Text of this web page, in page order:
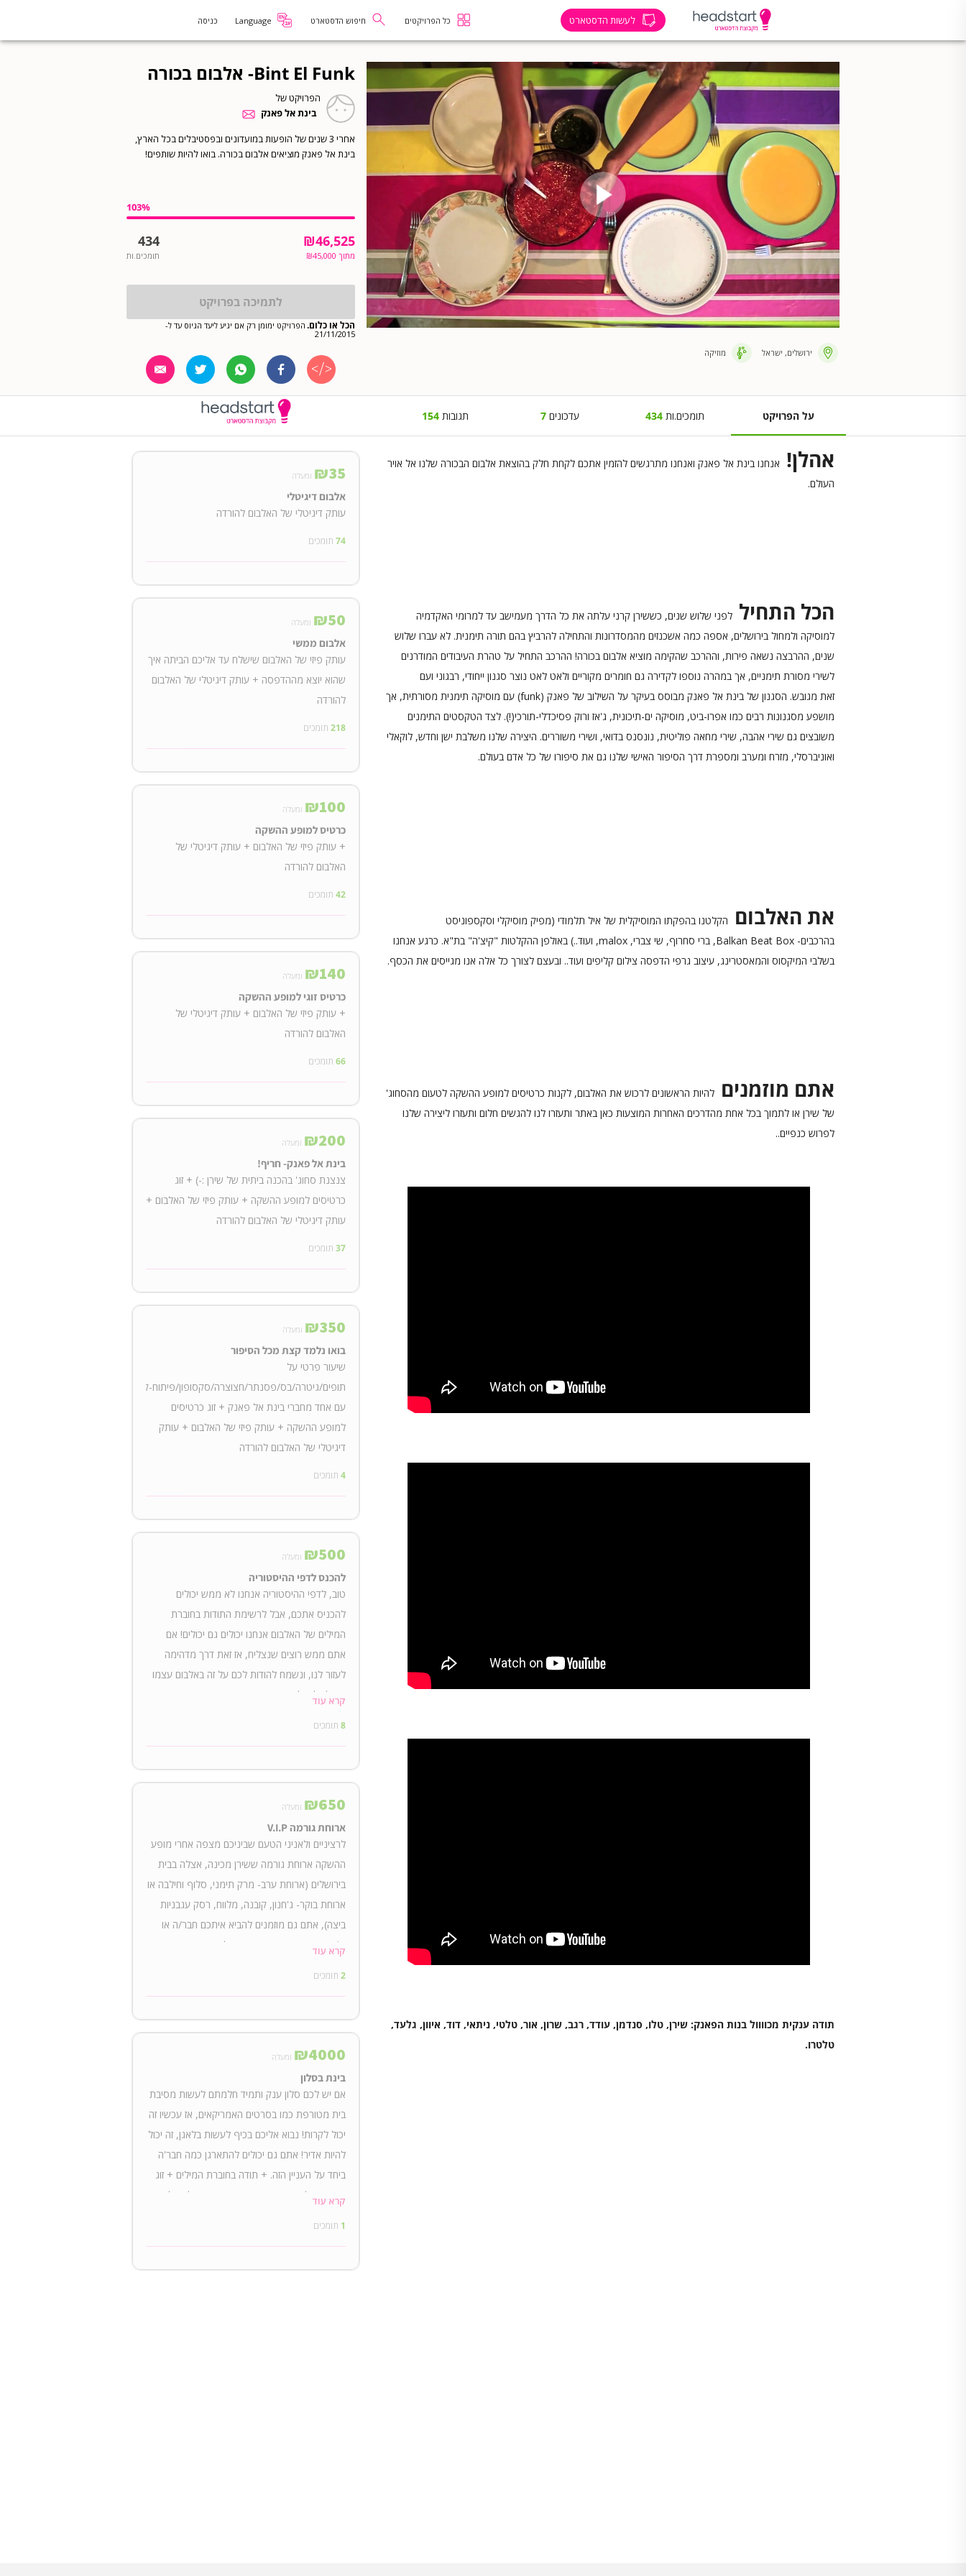
לעשות הדסטארט כל הפרויקטים חיפוש הדסטארט Language כניסה
ירושלים, ישראל מוזיקה
Bint El Funk- אלבום בכורה
הפרויקט של
בינת אל פאנק
אחרי 3 שנים של הופעות במועדונים ובפסטיבלים בכל הארץ,
בינת אל פאנק מוציאים אלבום בכורה. בואו להיות שותפים!
103%
₪46,525
מתוך ₪45,000
434
תומכים.ות
לתמיכה בפרויקט
הכל או כלום. הפרויקט ימומן רק אם יגיע ליעד הגיוס עד ל-
21/11/2015
על הפרויקט תומכים.ות 434 עדכונים 7 תגובות 154
אהלן! אנחנו בינת אל פאנק ואנחנו מתרגשים להזמין אתכם לקחת חלק בהוצאת אלבום הבכורה שלנו אל אויר
העולם.
הכל התחיל לפני שלוש שנים, כששירן קרני עלתה את כל הדרך מעמישב עד למרומי האקדמיה
למוסיקה ולמחול בירושלים, אספה כמה אשכנזים מהמסדרונות והתחילה להרביץ בהם תורה תימנית. לא עברו שלוש
שנים, ההרבצה נשאה פירות, וההרכב שהקימה מוציא אלבום בכורה! ההרכב התחיל על טהרת העיבודים המודרנים
לשירי מסורת תימניים, אך במהרה נוספו לקדירה גם חומרים מקוריים ולאט לאט נוצר סגנון ייחודי, רבגוני ועם
זאת מגובש. הסגנון של בינת אל פאנק מבוסס בעיקר על השילוב של פאנק (funk) עם מוסיקה תימנית מסורתית, אך
מושפע מסגנונות רבים כמו אפרו-ביט, מוסיקה ים-תיכונית, ג'אז ורוק פסיכדלי-תורכי(!). לצד הטקסטים התימנים
משובצים גם שירי אהבה, שירי מחאה פוליטית, נונסנס בדואי, ושירי משוררים. היצירה שלנו משלבת ישן וחדש, לוקאלי
ואוניברסלי, מזרח ומערב ומספרת דרך הסיפור האישי שלנו גם את סיפורו של כל אדם בעולם.
את האלבום הקלטנו בהפקתו המוסיקלית של איל תלמודי (מפיק מוסיקלי וסקספוניסט
בהרכבים- Balkan Beat Box, ברי סחרוף, שי צברי, malox, ועוד..) באולפן ההקלטות "קיצ'ה" בת"א. כרגע אנחנו
בשלבי המיקסוס והמאסטרינג, עיצוב גרפי הדפסה צילום קליפים ועוד.. ובעצם לצורך כל אלה אנו מגייסים את הכסף.
אתם מוזמנים להיות הראשונים לרכוש את האלבום, לקנות כרטיסים למופע ההשקה לטעום מהסחוג'
של שירן או לתמוך בכל אחת מהדרכים האחרות המוצעות כאן באתר ותעזרו לנו להגשים חלום ותעזרו ליצירה שלנו
לפרוש כנפיים..
תודה ענקית מכוווול בנות הפאנק: שירן, טלו, סנדמן, עודד, רגב, שרון, אור, טלטי, ניתאי, דוד, איוון, גלעד,
טלטרו.
₪35 ומעלה
אלבום דיגיטלי
עותק דיגיטלי של האלבום להורדה
74 תומכים
₪50 ומעלה
אלבום ממשי
עותק פיזי של האלבום שישלח עד אליכם הביתה איך
שהוא יוצא מההדפסה + עותק דיגיטלי של האלבום
להורדה
218 תומכים
₪100 ומעלה
כרטיס למופע ההשקה
+ עותק פיזי של האלבום + עותק דיגיטלי של
האלבום להורדה
42 תומכים
₪140 ומעלה
כרטיס זוגי למופע ההשקה
+ עותק פיזי של האלבום + עותק דיגיטלי של
האלבום להורדה
66 תומכים
₪200 ומעלה
בינת אל פאנק- חריף!
צנצנת סחוג' בהכנה ביתית של שירן :-) + זוג
כרטיסים למופע ההשקה + עותק פיזי של האלבום +
עותק דיגיטלי של האלבום להורדה
37 תומכים
₪350 ומעלה
בואו נלמד קצת מכל הסיפור
שיעור פרטי על
תופים/גיטרה/בס/פסנתר/חצוצרה/סקסופון/פיתוח-קול,
עם אחד מחברי בינת אל פאנק + זוג כרטיסים
למופע ההשקה + עותק פיזי של האלבום + עותק
דיגיטלי של האלבום להורדה
4 תומכים
₪500 ומעלה
להכנס לדפי ההיסטוריה
טוב, לדפי ההיסטוריה אנחנו לא ממש יכולים
להכניס אתכם, אבל לרשימת התודות בחוברת
המילים של האלבום אנחנו יכולים גם יכולים! אם
אתם ממש רוצים שנצליח, אז זאת דרך מדהימה
לעזור לנו, ונשמח להודות לכם על זה באלבום עצמו
וגם לשלוח לכם מכתב תודה אישי. + זוג כרטיסים
קרא עוד
8 תומכים
₪650 ומעלה
ארוחת גורמה V.I.P
לרציניים ולאניני הטעם שביניכם מצפה אחרי מופע
ההשקה ארוחת גורמה ששירן מכינה, אצלה בבית
בירושלים (ארוחת ערב- מרק תימני, סלוף וחילבה או
ארוחת בוקר- ג'חנון, קובנה, מלווח, רסק עגבניות
ביצה), אתם גם מוזמנים להביא איתכם חבר/ה או
בן/בת זוג. + תודה בחוברת המילים + זוג כרטיסים
קרא עוד
2 תומכים
₪4000 ומעלה
בינת בסלון
אם יש לכם סלון ענק ותמיד חלמתם לעשות מסיבת
בית מטורפת כמו בסרטים האמריקאים, אז עכשיו זה
יכול לקרות! נבוא אליכם בכיף לעשות בלאגן, זה יכול
להיות אדיר! אתם גם יכולים להתארגן כמה חבר'ה
ביחד על העניין הזה. + תודה בחוברת המילים + זוג
כרטיסים למופע ההשקה + עותק פיזי של האלבום +
קרא עוד
1 תומכים